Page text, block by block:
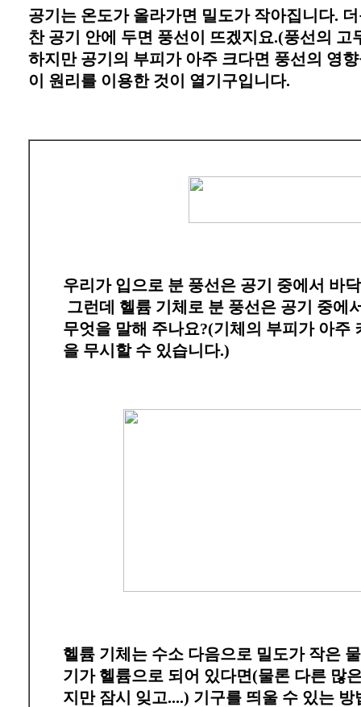
공기는 온도가 올라가면 밀도가 작아집니다.
찬 공기 안에 두면 풍선이 뜨겠지요.(풍선의 고
하지만 공기의 부피가 아주 크다면 풍선의 영
이 원리를 이용한 것이 열기구입니다.
우리가 입으로 분 풍선은 공기 중에서 바
그런데 헬륨 기체로 분 풍선은 공기 중에
무엇을 말해 주나요?(기체의 부피가 아주
을 무시할 수 있습니다.)
헬륨 기체는 수소 다음으로 밀도가 작은
기가 헬륨으로 되어 있다면(물론 다른 많
지만 잠시 잊고....) 기구를 띄울 수 있는